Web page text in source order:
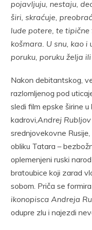
pojavljuju, nestaju,
širi, skraćuje,
lude potere, te
košmara. U snu, kao
poruku, poruku želja
Nakon debitantskog,
razlomljenog pod
sledi film epske širine
kadrovi,Andrej
srednjovekovne
obliku Tatara –
oplemenjeni ruski
bratoubice koji zarad
sobom. Priča se
ikonopisca Andreja
odupre zlu i najezdi